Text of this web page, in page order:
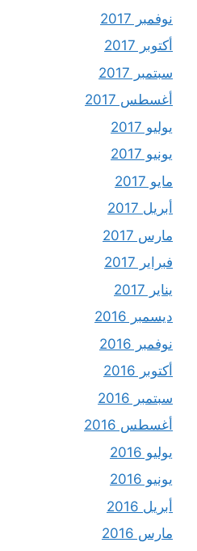
نوفمبر 2017
أكتوبر 2017
سبتمبر 2017
أغسطس 2017
يوليو 2017
يونيو 2017
مايو 2017
أبريل 2017
مارس 2017
فبراير 2017
يناير 2017
ديسمبر 2016
نوفمبر 2016
أكتوبر 2016
سبتمبر 2016
أغسطس 2016
يوليو 2016
يونيو 2016
أبريل 2016
مارس 2016